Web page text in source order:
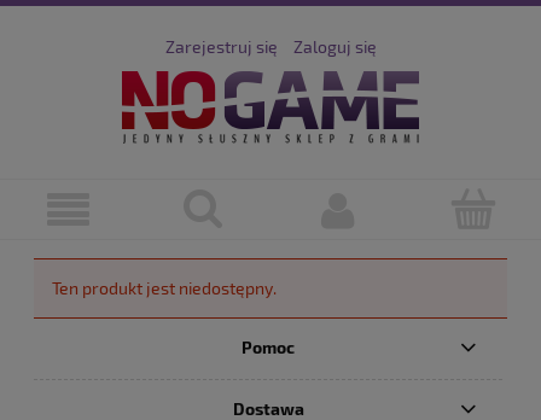
Zarejestruj się Zaloguj się
Ten produkt jest niedostępny.
Pomoc
Dostawa